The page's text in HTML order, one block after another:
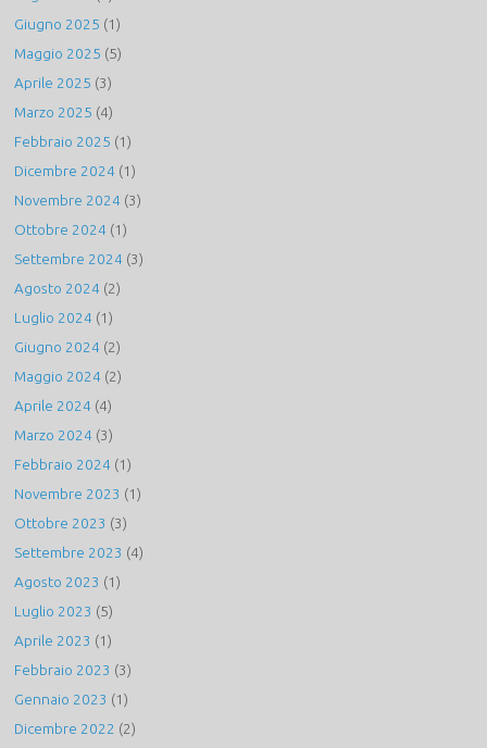
Giugno 2025 (1)
Maggio 2025 (5)
Aprile 2025 (3)
Marzo 2025 (4)
Febbraio 2025 (1)
Dicembre 2024 (1)
Novembre 2024 (3)
Ottobre 2024 (1)
Settembre 2024 (3)
Agosto 2024 (2)
Luglio 2024 (1)
Giugno 2024 (2)
Maggio 2024 (2)
Aprile 2024 (4)
Marzo 2024 (3)
Febbraio 2024 (1)
Novembre 2023 (1)
Ottobre 2023 (3)
Settembre 2023 (4)
Agosto 2023 (1)
Luglio 2023 (5)
Aprile 2023 (1)
Febbraio 2023 (3)
Gennaio 2023 (1)
Dicembre 2022 (2)